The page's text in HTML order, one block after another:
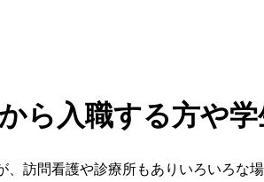
ら入職する方や
、訪問看護や診療所もありいろいろな